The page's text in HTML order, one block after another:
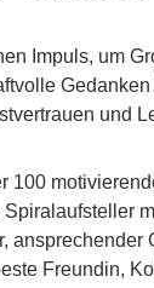
Impuls, um
und
100
Spiralaufsteller
Freundin,